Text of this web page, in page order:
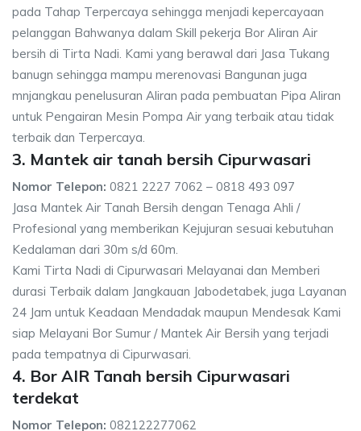
pada Tahap Terpercaya sehingga menjadi kepercayaan
pelanggan Bahwanya dalam Skill pekerja Bor Aliran Air
bersih di Tirta Nadi. Kami yang berawal dari Jasa Tukang
banugn sehingga mampu merenovasi Bangunan juga
mnjangkau penelusuran Aliran pada pembuatan Pipa Aliran
untuk Pengairan Mesin Pompa Air yang terbaik atau tidak
terbaik dan Terpercaya.
3. Mantek air tanah bersih Cipurwasari
Nomor Telepon: 0821 2227 7062 – 0818 493 097
Jasa Mantek Air Tanah Bersih dengan Tenaga Ahli /
Profesional yang memberikan Kejujuran sesuai kebutuhan
Kedalaman dari 30m s/d 60m.
Kami Tirta Nadi di Cipurwasari Melayanai dan Memberi
durasi Terbaik dalam Jangkauan Jabodetabek, juga Layanan
24 Jam untuk Keadaan Mendadak maupun Mendesak Kami
siap Melayani Bor Sumur / Mantek Air Bersih yang terjadi
pada tempatnya di Cipurwasari.
4. Bor AIR Tanah bersih Cipurwasari
terdekat
Nomor Telepon: 082122277062